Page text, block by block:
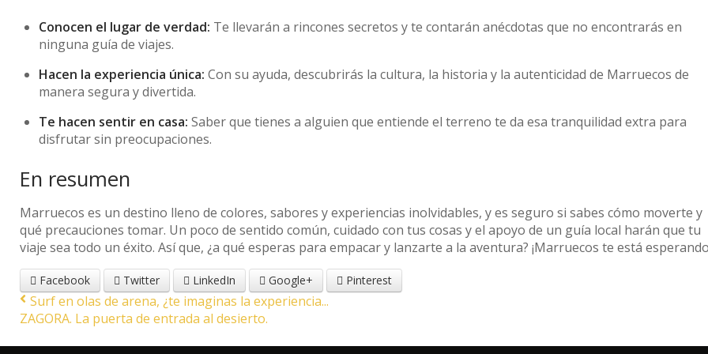
Conocen el lugar de verdad: Te llevarán a rincones secretos y te contarán anécdotas que no encontrarás en
ninguna guía de viajes.
Hacen la experiencia única: Con su ayuda, descubrirás la cultura, la historia y la autenticidad de Marruecos de
manera segura y divertida.
Te hacen sentir en casa: Saber que tienes a alguien que entiende el terreno te da esa tranquilidad extra para
disfrutar sin preocupaciones.
En resumen
Marruecos es un destino lleno de colores, sabores y experiencias inolvidables, y es seguro si sabes cómo moverte y
qué precauciones tomar. Un poco de sentido común, cuidado con tus cosas y el apoyo de un guía local harán que tu
viaje sea todo un éxito. Así que, ¿a qué esperas para empacar y lanzarte a la aventura? ¡Marruecos te está
Facebook Twitter LinkedIn Google+ Pinterest
Surf en olas de arena, ¿te imaginas la experiencia...
ZAGORA. La puerta de entrada al desierto.